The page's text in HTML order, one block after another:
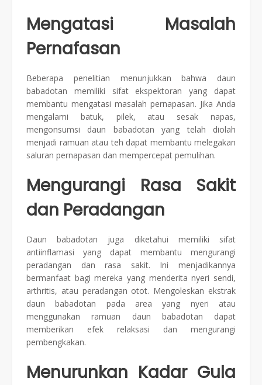
Mengatasi Masalah
Pernafasan
Beberapa penelitian menunjukkan bahwa daun
babadotan memiliki sifat ekspektoran yang dapat
membantu mengatasi masalah pernapasan. Jika Anda
mengalami batuk, pilek, atau sesak napas,
mengonsumsi daun babadotan yang telah diolah
menjadi ramuan atau teh dapat membantu melegakan
saluran pernapasan dan mempercepat pemulihan.
Mengurangi Rasa Sakit
dan Peradangan
Daun babadotan juga diketahui memiliki sifat
antiinflamasi yang dapat membantu mengurangi
peradangan dan rasa sakit. Ini menjadikannya
bermanfaat bagi mereka yang menderita nyeri sendi,
arthritis, atau peradangan otot. Mengoleskan ekstrak
daun babadotan pada area yang nyeri atau
menggunakan ramuan daun babadotan dapat
memberikan efek relaksasi dan mengurangi
pembengkakan.
Menurunkan Kadar Gula